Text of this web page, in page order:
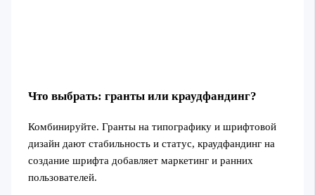
Что выбрать: гранты или краудфандинг?
Комбинируйте. Гранты на типографику и шрифтовой
дизайн дают стабильность и статус, краудфандинг на
создание шрифта добавляет маркетинг и ранних
пользователей.